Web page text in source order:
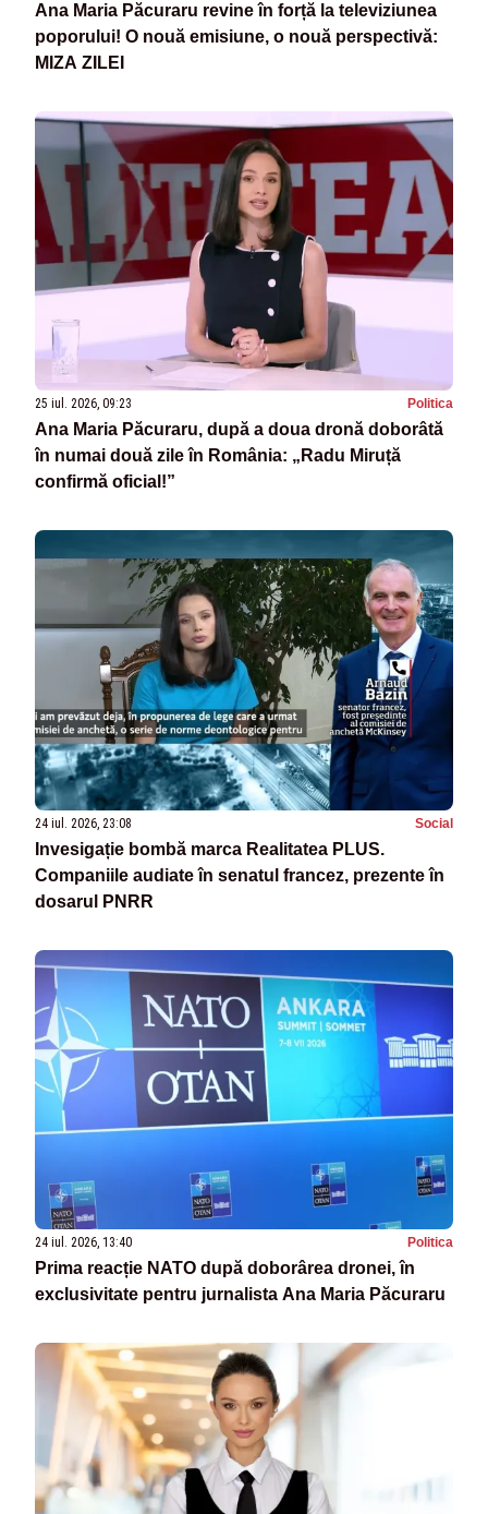
Ana Maria Păcuraru revine în forță la televiziunea
poporului! O nouă emisiune, o nouă perspectivă:
MIZA ZILEI
25 iul. 2026, 09:23 Politica
Ana Maria Păcuraru, după a doua dronă doborâtă
în numai două zile în România: „Radu Miruță
confirmă oficial!”
24 iul. 2026, 23:08 Social
Invesigație bombă marca Realitatea PLUS.
Companiile audiate în senatul francez, prezente în
dosarul PNRR
24 iul. 2026, 13:40 Politica
Prima reacție NATO după doborârea dronei, în
exclusivitate pentru jurnalista Ana Maria Păcuraru